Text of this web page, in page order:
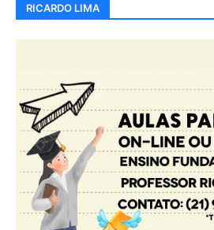
RICARDO LIMA